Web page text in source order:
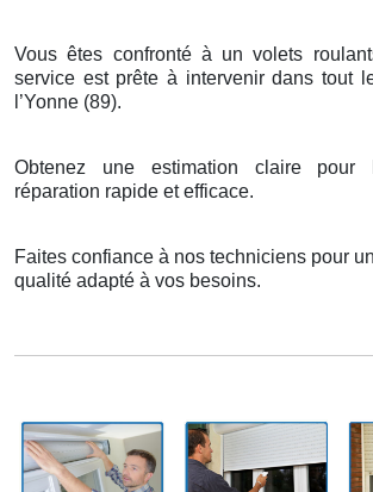
Vous êtes confronté à un volets
service est prêteà intervenir dans tout
’Yonne (89).
Obtenez une estimation claire pour
réparation rapide et efficace.
Faites confiance à nos techniciens pour
qualité adapté à vos besoins.